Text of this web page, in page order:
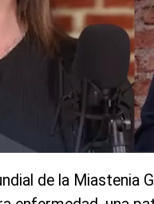
de la Miastenia